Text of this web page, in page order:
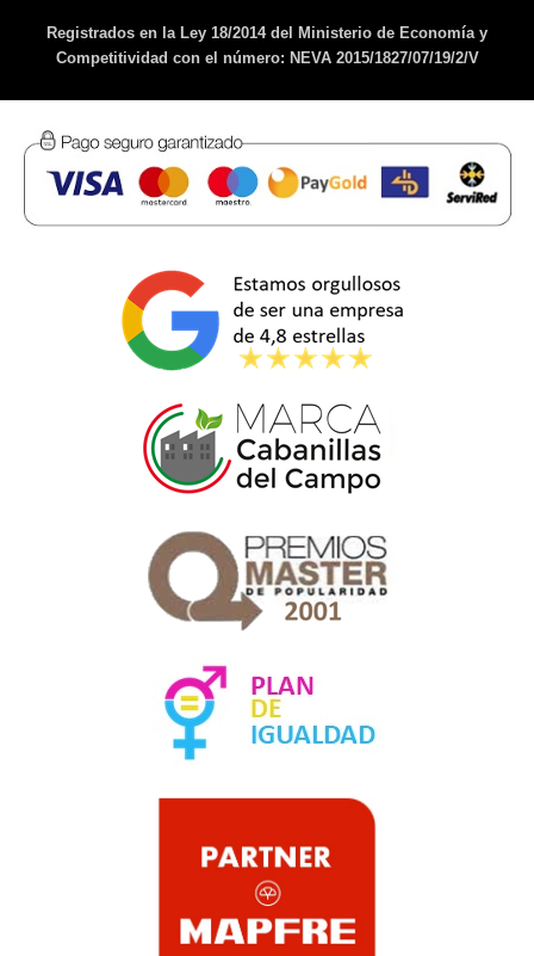
Registrados en la Ley 18/2014 del Ministerio de Economía y
Competitividad con el número: NEVA 2015/1827/07/19/2/V